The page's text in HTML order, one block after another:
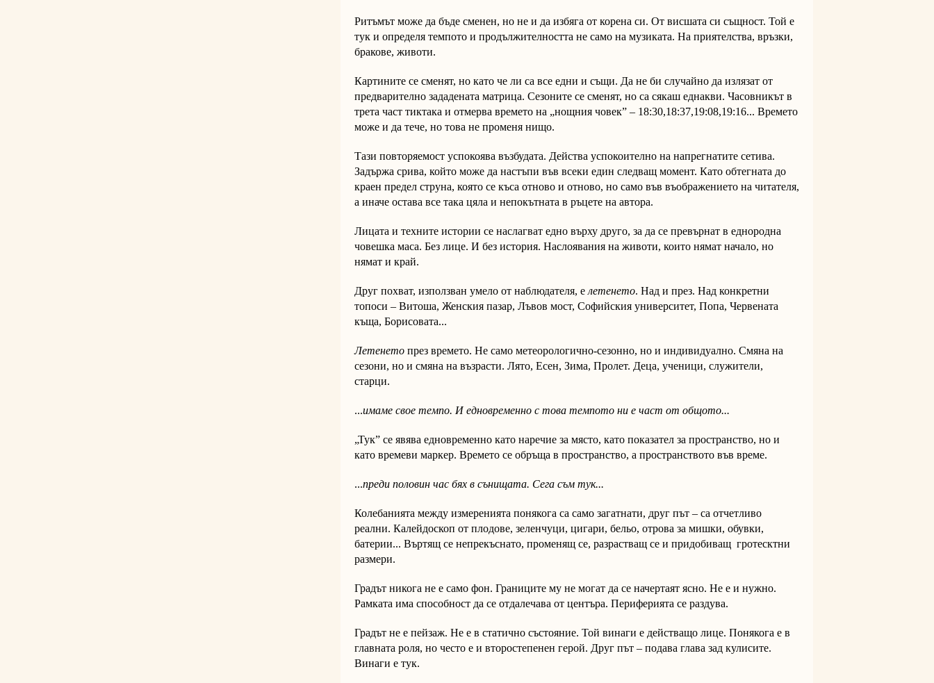
Ритъмът може да бъде сменен, но не и да избяга от корена си. От висшата си същност. Той е
тук и определя темпото и продължителността не само на музиката. На приятелства, връзки,
бракове, животи.
Картините се сменят, но като че ли са все едни и същи. Да не би случайно да излязат от
предварително зададената матрица. Сезоните се сменят, но са сякаш еднакви. Часовникът в
трета част тиктака и отмерва времето на „нощния човек” – 18:30,18:37,19:08,19:16... Времето
може и да тече, но това не променя нищо.
Тази повторяемост успокоява възбудата. Действа успокоително на напрегнатите сетива.
Задържа срива, който може да настъпи във всеки един следващ момент. Като обтегната до
краен предел струна, която се къса отново и отново, но само във въображението на читателя,
а иначе остава все така цяла и непокътната в ръцете на автора.
Лицата и техните истории се наслагват едно върху друго, за да се превърнат в еднородна
човешка маса. Без лице. И без история. Наслоявания на животи, които нямат начало, но
нямат и край.
Друг похват, използван умело от наблюдателя, е летенето. Над и през. Над конкретни
топоси – Витоша, Женския пазар, Лъвов мост, Софийския университет, Попа, Червената
къща, Борисовата...
Летенето през времето. Не само метеорологично-сезонно, но и индивидуално. Смяна на
сезони, но и смяна на възрасти. Лято, Есен, Зима, Пролет. Деца, ученици, служители,
старци.
...имаме свое темпо. И едновременно с това темпото ни е част от общото...
„Тук” се явява едновременно като наречие за място, като показател за пространство, но и
като времеви маркер. Времето се обръща в пространство, а пространството във време.
...преди половин час бях в сънищата. Сега съм тук...
Колебанията между измеренията понякога са само загатнати, друг път – са отчетливо
реални. Калейдоскоп от плодове, зеленчуци, цигари, бельо, отрова за мишки, обувки,
батерии... Въртящ се непрекъснато, променящ се, разрастващ се и придобиващ гротесктни
размери.
Градът никога не е само фон. Границите му не могат да се начертаят ясно. Не е и нужно.
Рамката има способност да се отдалечава от центъра. Периферията се раздува.
Градът не е пейзаж. Не е в статично състояние. Той винаги е действащо лице. Понякога е в
главната роля, но често е и второстепенен герой. Друг път – подава глава зад кулисите.
Винаги е тук.